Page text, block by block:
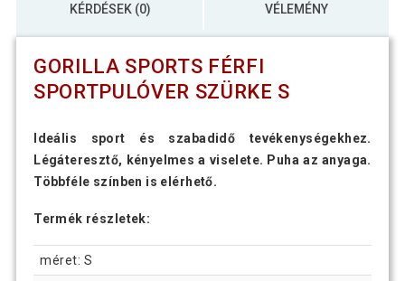
KÉRDÉSEK (0) VÉLEMÉNY
GORILLA SPORTS FÉRFI
SPORTPULÓVER SZÜRKE S
Ideális sport és szabadidő tevékenységekhez.
Légáteresztő, kényelmes a viselete. Puha az anyaga.
Többféle színben is elérhető.
Termék részletek:
méret: S